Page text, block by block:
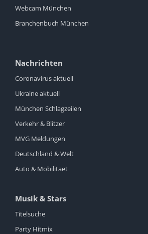
Webcam München
Branchenbuch München
Nachrichten
Coronavirus aktuell
Ukraine aktuell
München Schlagzeilen
Verkehr & Blitzer
MVG Meldungen
Deutschland & Welt
Auto & Mobilitaet
Musik & Stars
Titelsuche
Party Hitmix